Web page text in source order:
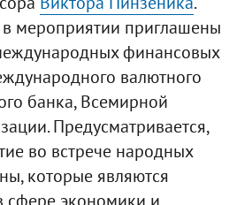
мероприятии приглашены
финансовых
валютного
банка, Всемирной
Предусматривается,
во встрече народных
которые являются
сфере экономики и